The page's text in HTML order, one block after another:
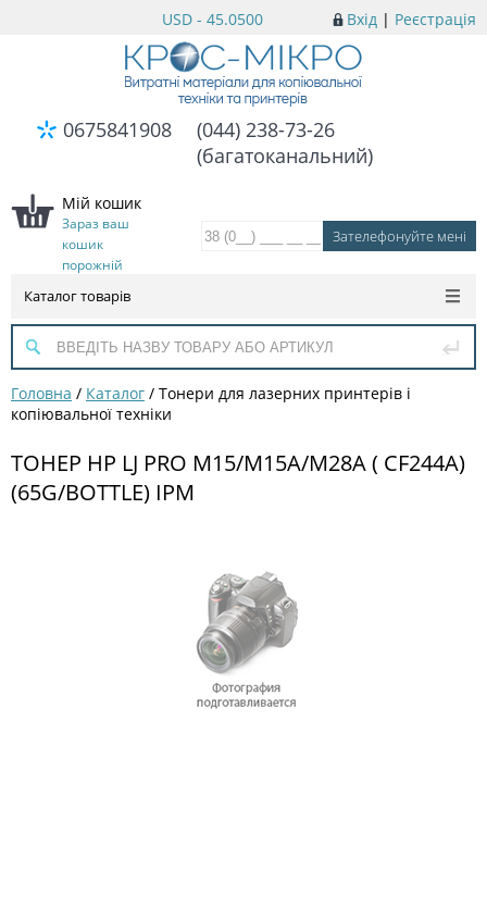
Вхід | Реєстрація
USD - 45.0500
0675841908
(044) 238-73-26
(багатоканальний)
Мій кошик
Зараз ваш
кошик
порожній
Каталог товарів
Головна / Каталог / Тонери для лазерних принтерів і
копіювальної техніки
ТОНЕР HP LJ PRO M15/M15A/M28A ( CF244A)
(65G/BOTTLE) IPM